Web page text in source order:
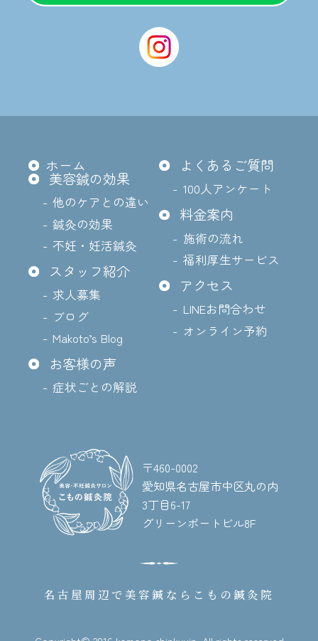
ホーム
美容鍼の効果
他のケアとの違い
鍼灸の効果
不妊・妊活鍼灸
スタッフ紹介
求人募集
ブログ
Makoto’s Blog
お客様の声
症状ごとの解説
よくあるご質問
100人アンケート
料金案内
施術の流れ
福利厚生サービス
アクセス
LINEお問合わせ
オンライン予約
〒460-0002
愛知県名古屋市中区丸の内
3丁目6-17
グリーンポートビル8F
名古屋周辺で美容鍼なら こもの鍼灸院